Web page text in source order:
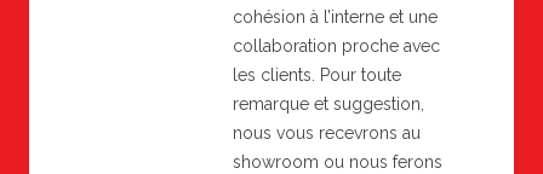
cohésion à l’interne et une
collaboration proche avec
les clients. Pour toute
remarque et suggestion,
nous vous recevrons au
showroom ou nous ferons